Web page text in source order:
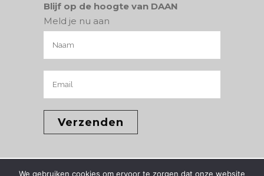
Blijf op de hoogte van DAAN
Meld je nu aan
We gebruiken cookies om ervoor te zorgen dat onze website